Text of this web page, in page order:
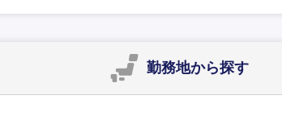
勤務地から探す